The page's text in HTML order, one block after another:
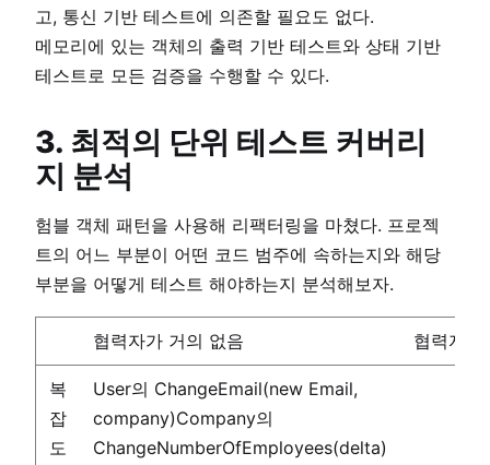
고, 통신 기반 테스트에 의존할 필요도 없다.
메모리에 있는 객체의 출력 기반 테스트와 상태 기반
테스트로 모든 검증을 수행할 수 있다.
3. 최적의 단위 테스트 커버리
지 분석
험블 객체 패턴을 사용해 리팩터링을 마쳤다. 프로젝
트의 어느 부분이 어떤 코드 범주에 속하는지와 해당
부분을 어떻게 테스트 해야하는지 분석해보자.
협력자가 거의 없음 협력자가
복
잡
도
User의 ChangeEmail(new Email,
company)Company의
ChangeNumberOfEmployees(delta)